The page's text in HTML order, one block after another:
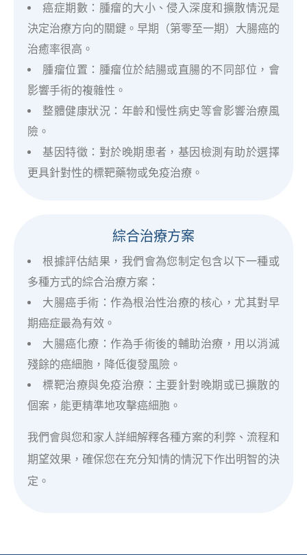
癌症期數：腫瘤的大小、侵入深度和擴散情況是
決定治療方向的關鍵。早期（第零至一期）大腸癌的
治癒率很高。
腫瘤位置：腫瘤位於結腸或直腸的不同部位，會
影響手術的複雜性。
整體健康狀況：年齡和慢性病史等會影響治療風
險。
基因特徵：對於晚期患者，基因檢測有助於選擇
更具針對性的標靶藥物或免疫治療。
綜合治療方案
根據評估結果，我們會為您制定包含以下一種或
多種方式的綜合治療方案：
大腸癌手術：作為根治性治療的核心，尤其對早
期癌症最為有效。
大腸癌化療：作為手術後的輔助治療，用以消滅
殘餘的癌細胞，降低復發風險。
標靶治療與免疫治療：主要針對晚期或已擴散的
個案，能更精準地攻擊癌細胞。
我們會與您和家人詳細解釋各種方案的利弊、流程和
期望效果，確保您在充分知情的情況下作出明智的決
定。